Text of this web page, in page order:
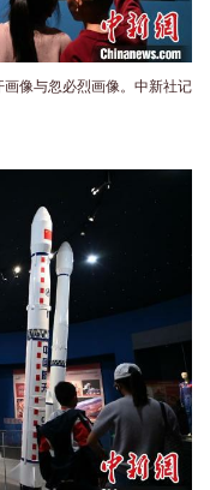
像与忽必烈画像。中新社记